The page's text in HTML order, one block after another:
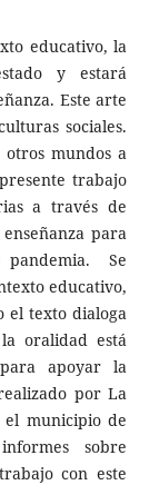
educativo, la
y estará
Este arte
sociales.
mundos a
trabajo
a través de
para
pandemia. Se
educativo,
el texto dialoga
oralidad está
apoyar la
por La
el municipio de
sobre
con este